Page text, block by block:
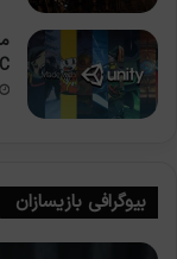
C# برای یونیتی
بیوگرافی بازیسازان